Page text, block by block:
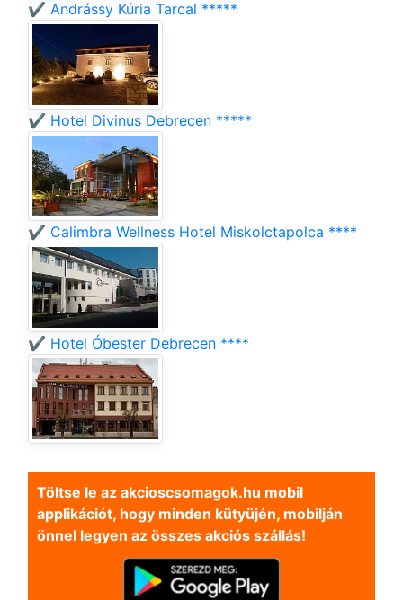
✔️ Andrássy Kúria Tarcal *****
✔️ Hotel Divinus Debrecen *****
✔️ Calimbra Wellness Hotel Miskolctapolca ****
✔️ Hotel Óbester Debrecen ****
Töltse le az akcioscsomagok.hu mobil
applikációt, hogy minden kütyüjén, mobilján
önnel legyen az összes akciós szállás!